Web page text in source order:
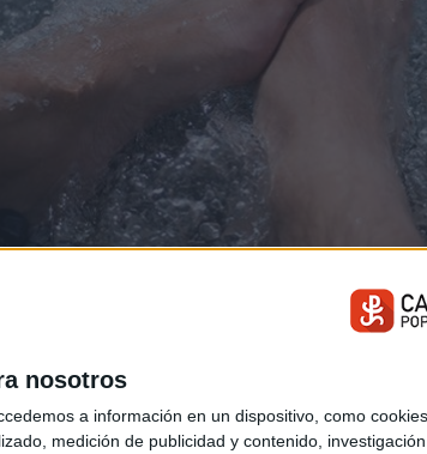
nosotros
a información en un dispositivo, como
medición de publicidad y contenido,
horas de entrenamiento y nuestros pies se ven
para cuidar nuestros pies en verano.